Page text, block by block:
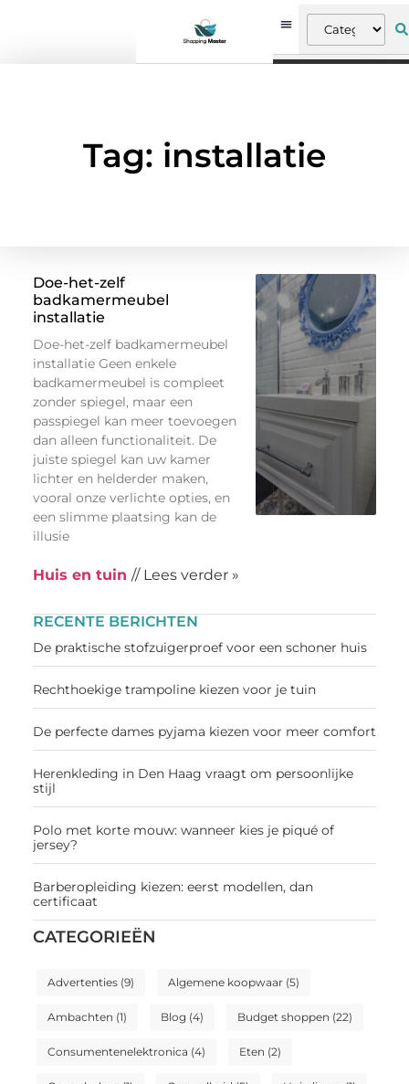
Tag: installatie
RECENTE BERICHTEN
De praktische stofzuigerproef voor een schoner huis
Rechthoekige trampoline kiezen voor je tuin
De perfecte dames pyjama kiezen voor meer comfort
Herenkleding in Den Haag vraagt om persoonlijke
stijl
Polo met korte mouw: wanneer kies je piqué of
jersey?
Barberopleiding kiezen: eerst modellen, dan
certificaat
CATEGORIEËN
Advertenties(9) Algemene koopwaar(5)
Ambachten (1) Blog (4) Budget shoppen (22)
Consumentenelektronica (4) Eten (2)
Doe-het-zelf
badkamermeubel
installatie
Doe-het-zelf badkamermeubel
installatie Geen enkele
badkamermeubel is compleet
zonder spiegel, maar een
passpiegel kan meer toevoegen
dan alleen functionaliteit. De
juiste spiegel kan uw kamer
lichter en helderder maken,
vooral onze verlichte opties, en
een slimme plaatsing kan de
illusie
Huis en tuin // Lees verder »